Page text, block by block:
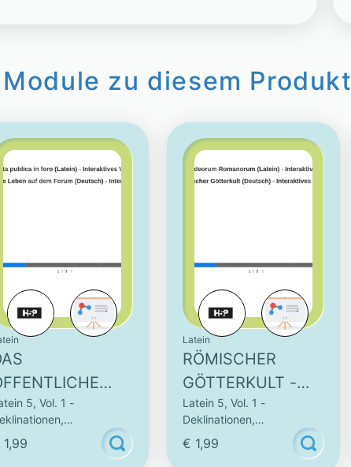
zu diesem Produkt
AUF DEM
-
5, Vol. 1 -
& Vokabeln
Latein
RÖMISCHER
GÖTTERKULT -
INTERAKTIVES
VIDEO
Latein 5, Vol. 1 -
Deklinationen,
Konjugationen & Vokabeln
€ 1,99